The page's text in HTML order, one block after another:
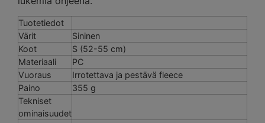
Tuotetiedot
Värit
Sininen
Koot
S (52-55 cm)
Materiaali
PC
Vuoraus
Irrotettava ja pestävä fleece
Paino
355 g
Tekniset
ominaisuudet